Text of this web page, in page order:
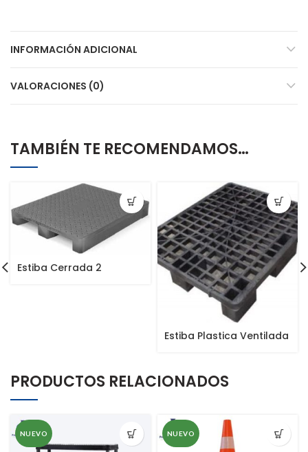
INFORMACIÓN ADICIONAL
VALORACIONES (0)
TAMBIÉN TE RECOMENDAMOS…
Estiba Cerrada 2
Estiba Plastica Ventilada
PRODUCTOS RELACIONADOS
NUEVO NUEVO